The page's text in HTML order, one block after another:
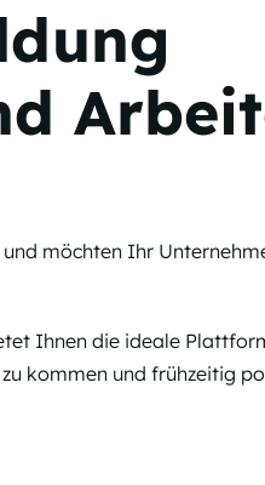
möchten Ihr
Ihnen die ideale
kommen und frühzeitig